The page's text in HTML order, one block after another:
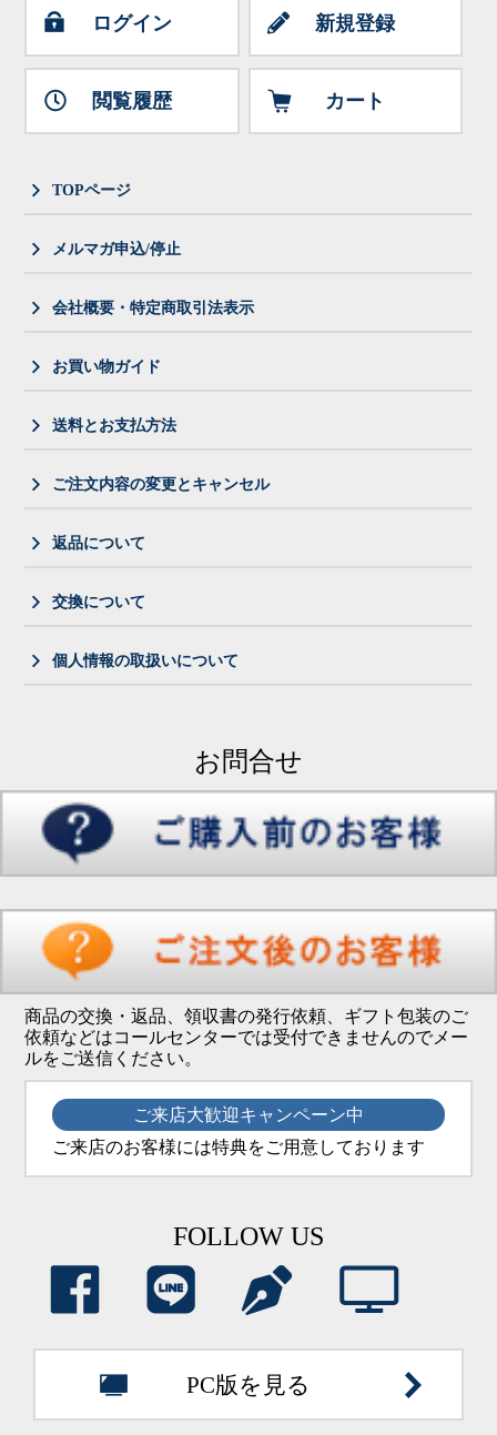
ログイン 新規登録
閲覧履歴 カート
TOPページ
メルマガ申込/停止
会社概要・特定商取引法表示
お買い物ガイド
送料とお支払方法
ご注文内容の変更とキャンセル
返品について
交換について
個人情報の取扱いについて
お問合せ
商品の交換・返品、領収書の発行依頼、ギフト包装のご
依頼などはコールセンターでは受付できませんのでメー
ルをご送信ください。
ご来店大歓迎キャンペーン中
ご来店のお客様には特典をご用意しております
FOLLOW US
PC版を見る